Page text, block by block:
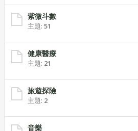
紫微斗數
主題: 51
健康醫療
主題: 21
旅遊探險
主題: 2
音樂